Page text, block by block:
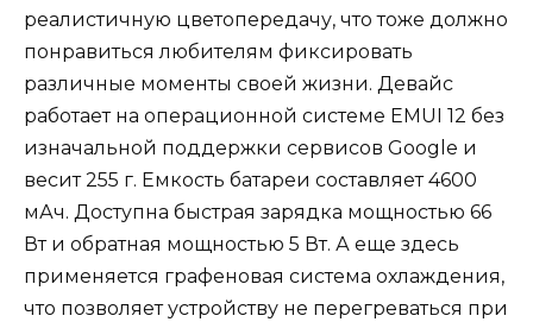
реалистичную цветопередачу, что тоже должно
понравиться любителям фиксировать
различные моменты своей жизни. Девайс
работает на операционной системе EMUI 12 без
изначальной поддержки сервисов Google и
весит 255 г. Емкость батареи составляет 4600
мАч. Доступна быстрая зарядка мощностью 66
Вт и обратная мощностью 5 Вт. А еще здесь
применяется графеновая система охлаждения,
что позволяет устройству не перегреваться при